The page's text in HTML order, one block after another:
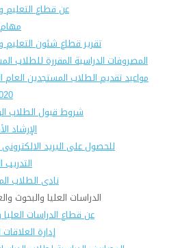
عن قطاع التعليم
تقرير قطاع شئون التعليم
المصروفات الدراسية المقررة للطلاب
مواعيد تقديم الطلاب المستجدين العام
شروط قبول الطلاب
الإرشاد
للحصول على البريد
التدريب
نادى الطلاب
الدراسات العليا والبحوث
عن قطاع الدراسات العليا
إدارة العلاقات